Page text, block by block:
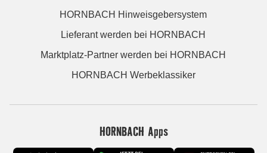
HORNBACH Hinweisgebersystem
Lieferant werden bei HORNBACH
Marktplatz-Partner werden bei HORNBACH
HORNBACH Werbeklassiker
HORNBACH Apps